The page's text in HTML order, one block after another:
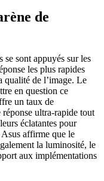
de
se sont appuyés sur les
les plus rapides
qualité de l’image. Le
en question ce
un taux de
ultra-rapide tout
éclatantes pour
affirme que le
la luminosité, le
aux implémentations